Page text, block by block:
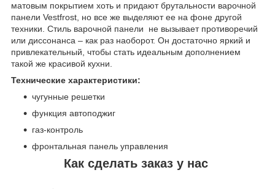
матовым покрытием хоть и придают брутальности варочной
панели Vestfrost, но все же выделяют ее на фоне другой
техники. Стиль варочной панели не вызывает противоречий
или диссонанса – как раз наоборот. Он достаточно яркий и
привлекательный, чтобы стать идеальным дополнением
такой же красивой кухни.
Технические характеристики:
чугунные решетки
функция автоподжиг
газ-контроль
фронтальная панель управления
Как сделать заказ у нас